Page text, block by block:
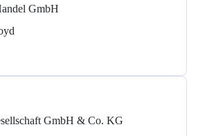
GmbH
GmbH & Co. KG